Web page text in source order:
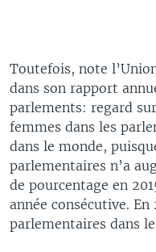
Toutefois, note
dans son rapport
parlements: regard
femmes dans les
dans le monde,
parlementaires n’a
de pourcentage en
année consécutive.
parlementaires dans